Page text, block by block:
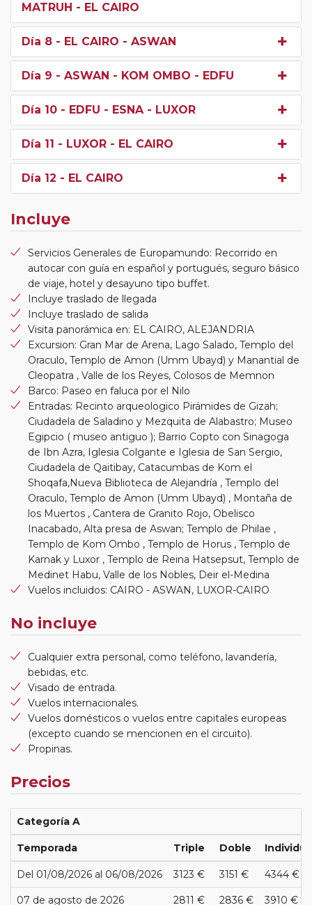
MATRUH - EL CAIRO
Día 8 - EL CAIRO - ASWAN
Día 9 - ASWAN - KOM OMBO - EDFU
Día 10 - EDFU - ESNA - LUXOR
Día 11 - LUXOR - EL CAIRO
Día 12 - EL CAIRO
Incluye
Servicios Generales de Europamundo: Recorrido en
autocar con guía en español y portugués, seguro básico
de viaje, hotel y desayuno tipo buffet.
Incluye traslado de llegada
Incluye traslado de salida
Visita panorámica en: EL CAIRO, ALEJANDRIA
Excursion: Gran Mar de Arena, Lago Salado, Templo del
Oraculo, Templo de Amon (Umm Ubayd) y Manantial de
Cleopatra , Valle de los Reyes, Colosos de Memnon
Barco: Paseo en faluca por el Nilo
Entradas: Recinto arqueologico Pirámides de Gizah;
Ciudadela de Saladino y Mezquita de Alabastro; Museo
Egipcio ( museo antiguo ); Barrio Copto con Sinagoga
de Ibn Azra, Iglesia Colgante e Iglesia de San Sergio,
Ciudadela de Qaitibay, Catacumbas de Kom el
Shoqafa,Nueva Biblioteca de Alejandría , Templo del
Oraculo, Templo de Amon (Umm Ubayd) , Montaña de
los Muertos , Cantera de Granito Rojo, Obelisco
Inacabado, Alta presa de Aswan; Templo de Philae ,
Templo de Kom Ombo , Templo de Horus , Templo de
Karnak y Luxor , Templo de Reina Hatsepsut, Templo de
Medinet Habu, Valle de los Nobles, Deir el-Medina
Vuelos incluidos: CAIRO - ASWAN, LUXOR-CAIRO
No incluye
Cualquier extra personal, como teléfono, lavandería,
bebidas, etc.
Visado de entrada.
Vuelos internacionales.
Vuelos domésticos o vuelos entre capitales europeas
(excepto cuando se mencionen en el circuito).
Propinas.
Precios
Categoría A
Temporada Triple Doble
Del 01/08/2026 al 06/08/2026 3123 € 3151 € 4344 €
07 de agosto de 2026 2811 € 2836 € 3910 €